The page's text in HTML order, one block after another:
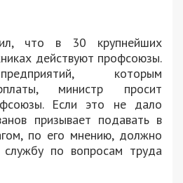
что в 30 крупнейших
действуют профсоюзы.
которым
министр просит
Если это не дало
призывает подавать в
по его мнению, должно
по вопросам труда